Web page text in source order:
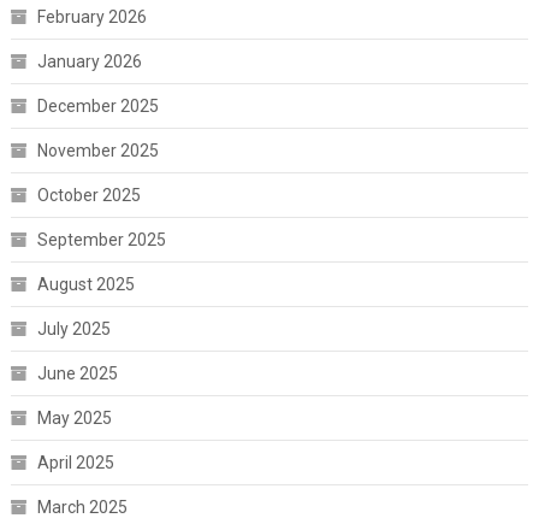
February 2026
January 2026
December 2025
November 2025
October 2025
September 2025
August 2025
July 2025
June 2025
May 2025
April 2025
March 2025